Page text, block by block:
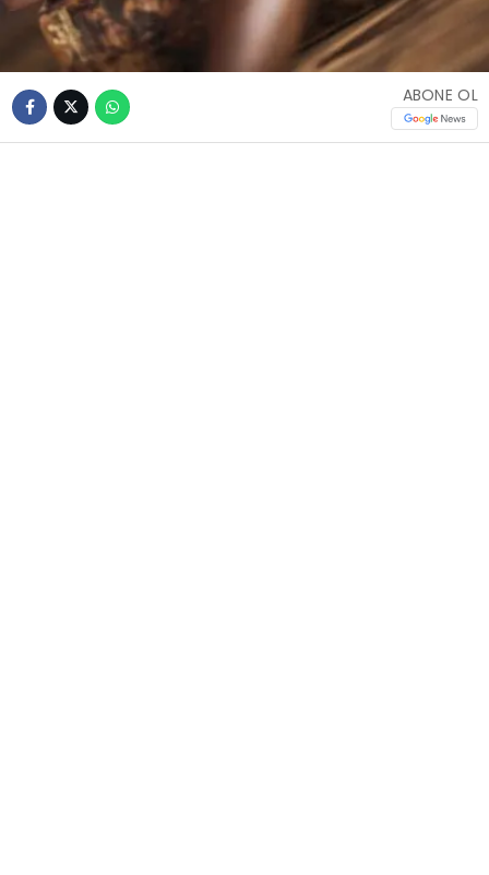
ABONE OL